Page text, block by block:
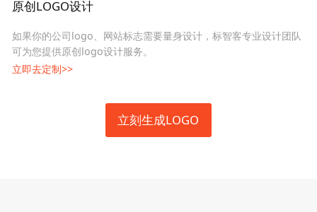
原创LOGO设计
如果你的公司logo、网站标志需要量身设计，标智客专业设计团队
可为您提供原创logo设计服务。
立即去定制>>
立刻生成LOGO